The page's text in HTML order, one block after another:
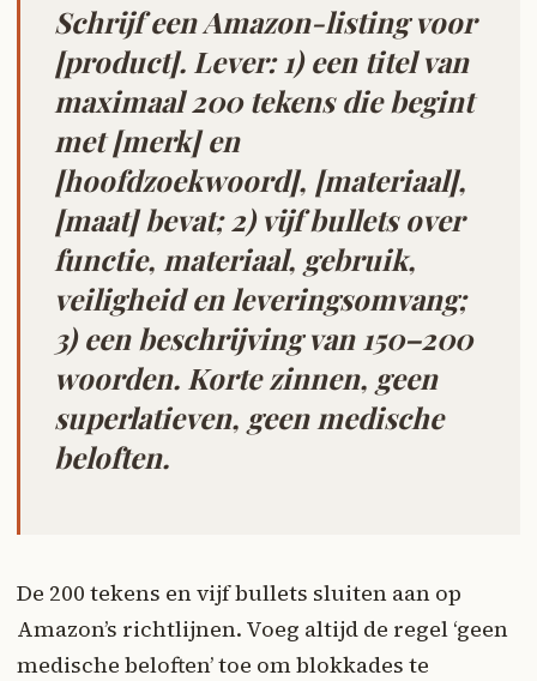
Schrijf een Amazon-listing voor
[product]. Lever: 1) een titel van
maximaal 200 tekens die begint
met [merk] en
[hoofdzoekwoord], [materiaal],
[maat] bevat; 2) vijf bullets over
functie, materiaal, gebruik,
veiligheid en leveringsomvang;
3) een beschrijving van 150–200
woorden. Korte zinnen, geen
superlatieven, geen medische
beloften.
De 200 tekens en vijf bullets sluiten aan op
Amazon’s richtlijnen. Voeg altijd de regel ‘geen
medische beloften’ toe om blokkades te